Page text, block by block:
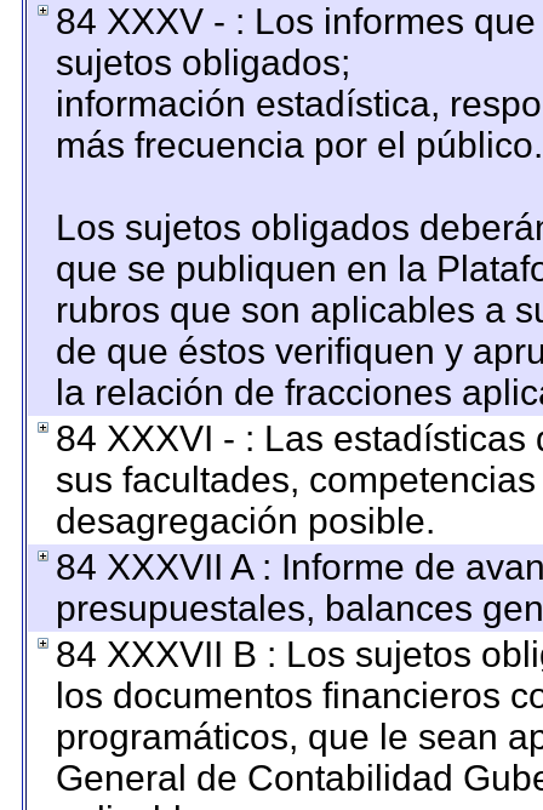
84 XXXV - : Los informes
sujetos obligados;
información estadística,
más frecuencia por el público.
Los sujetos obligados
que se publiquen en la
rubros que son aplicables a
de que éstos verifiquen y
la relación de fracciones
84 XXXVI - : Las
sus facultades,
desagregación posible.
84 XXXVII A : Informe de
presupuestales, balances
84 XXXVII B : Los sujetos
los documentos financieros
programáticos, que le sean
General de Contabilidad